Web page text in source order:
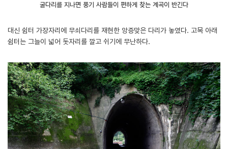
굴다리를 지나면 풍기 사람들이 편하게 찾는 계곡이 반긴다
대신 쉼터 가장자리에 무쇠다리를 재현한 앙증맞은 다리가 놓였다. 고목 아래
쉼터는 그늘이 넓어 돗자리를 깔고 쉬기에 무난하다.